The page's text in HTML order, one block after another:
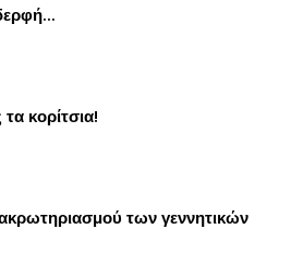
κορίτσια!
των γεννητικών